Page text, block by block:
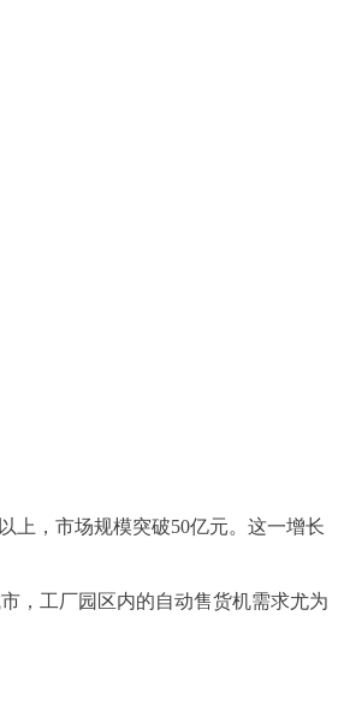
上，市场规模突破50亿元。这一增长
，工厂园区内的自动售货机需求尤为